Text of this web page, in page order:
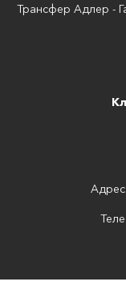
Трансфер Адлер -
Адрес: